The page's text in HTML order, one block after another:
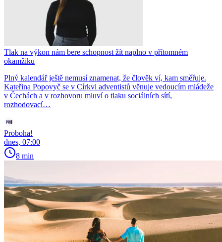
Tlak na výkon nám bere schopnost žít naplno v přítomném
okamžiku
Plný kalendář ještě nemusí znamenat, že člověk ví, kam směřuje.
Kateřina Popovyč se v Církvi adventistů věnuje vedoucím mládeže
v Čechách a v rozhovoru mluví o tlaku sociálních sítí,
rozhodovací…
Proboha!
dnes, 07:00
8 min